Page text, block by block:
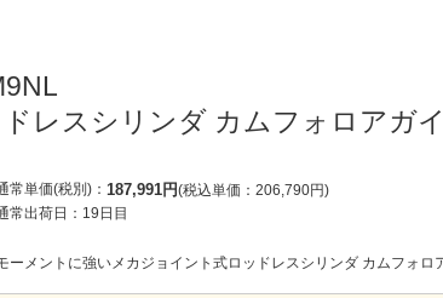
レスシリンダ カムフォロアガ
常単価(税別) 187,991円 税込単価 206,790円
常出荷日： 19日目
ーメントに強いメカジョイント式ロッドレスシリンダ カムフォ